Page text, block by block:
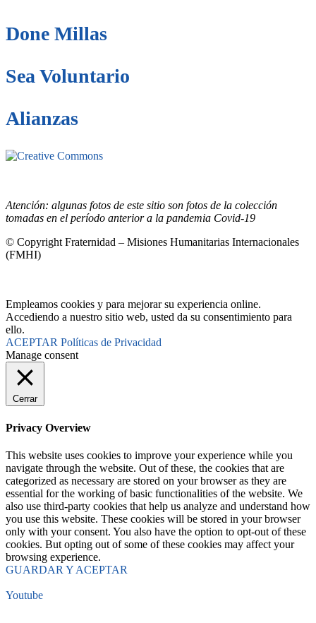
Done Millas
Sea Voluntario
Alianzas
Atención: algunas fotos de este sitio son fotos de la colección
tomadas en el período anterior a la pandemia Covid-19
© Copyright Fraternidad – Misiones Humanitarias Internacionales
(FMHI)
Empleamos cookies y para mejorar su experiencia online.
Accediendo a nuestro sitio web, usted da su consentimiento para
ello.
ACEPTAR Políticas de Privacidad
Manage consent
Cerrar
Privacy Overview
This website uses cookies to improve your experience while you
navigate through the website. Out of these, the cookies that are
categorized as necessary are stored on your browser as they are
essential for the working of basic functionalities of the website. We
also use third-party cookies that help us analyze and understand how
you use this website. These cookies will be stored in your browser
only with your consent. You also have the option to opt-out of these
cookies. But opting out of some of these cookies may affect your
browsing experience.
GUARDAR Y ACEPTAR
Youtube